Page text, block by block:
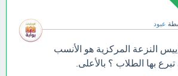
عبود
النزعة المركزية هو الأنسب
بها الطلاب ؟ بالأعلى.